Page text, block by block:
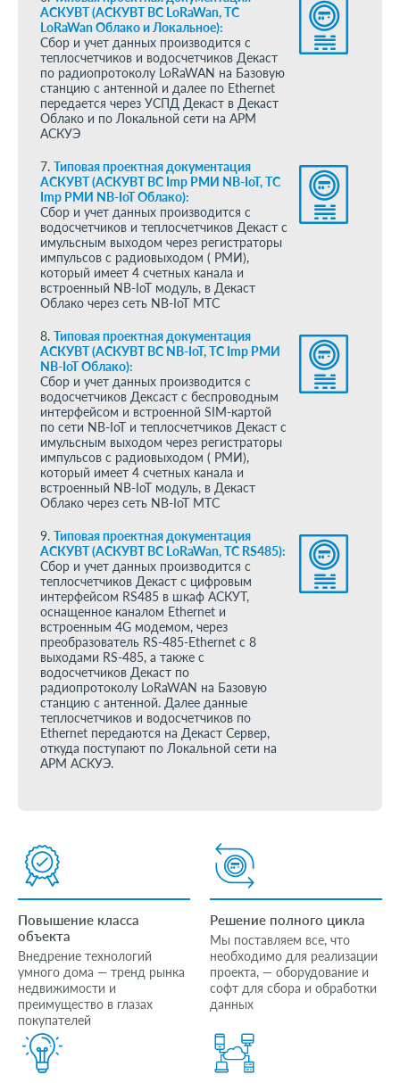
АСКУВТ (АСКУВТ ВС LoRaWan, ТС
LoRaWan Облако и Локальное):
Сбор и учет данных производится с
теплосчетчиков и водосчетчиков Декаст
по радиопротоколу LoRaWAN на Базовую
станцию с антенной и далее по Ethernet
передается через УСПД Декаст в Декаст
Облако и по Локальной сети на АРМ
АСКУЭ
7. Типовая проектная документация
АСКУВТ (АСКУВТ ВС Imp РМИ NB-IoT, ТС
Imp РМИ NB-IoT Облако):
Сбор и учет данных производится с
водосчетчиков и теплосчетчиков Декаст с
имульсным выходом через регистраторы
импульсов с радиовыходом ( РМИ),
который имеет 4 счетных канала и
встроенный NB-IoT модуль, в Декаст
Облако через сеть NB-IoT МТС
8. Типовая проектная документация
АСКУВТ (АСКУВТ ВС NB-IoT, ТС Imp РМИ
NB-IoT Облако):
Сбор и учет данных производится с
водосчетчиков Дексаст с беспроводным
интерфейсом и встроенной SIM-картой
по сети NB-IoT и теплосчетчиков Декаст с
имульсным выходом через регистраторы
импульсов с радиовыходом ( РМИ),
который имеет 4 счетных канала и
встроенный NB-IoT модуль, в Декаст
Облако через сеть NB-IoT МТС
9. Типовая проектная документация
АСКУВТ (АСКУВТ ВС LoRaWan, ТС RS485):
Сбор и учет данных производится с
теплосчетчиков Декаст с цифровым
интерфейсом RS485 в шкаф АСКУТ,
оснащенное каналом Ethernet и
встроенным 4G модемом, через
преобразователь RS-485-Ethernet c 8
выходами RS-485, а также с
водосчетчиков Декаст по
радиопротоколу LoRaWAN на Базовую
станцию с антенной. Далее данные
теплосчетчиков и водосчетчиков по
Ethernet передаются на Декаст Сервер,
откуда поступают по Локальной сети на
АРМ АСКУЭ.
Повышение класса
объекта
Внедрение технологий
умного дома — тренд рынка
недвижимости и
преимущество в глазах
покупателей
Решение полного цикла
Мы поставляем все, что
необходимо для реализации
проекта, — оборудование и
софт для сбора и обработки
данных